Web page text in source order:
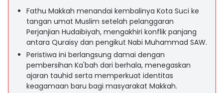
Fathu Makkah menandai kembalinya Kota Suci ke
tangan umat Muslim setelah pelanggaran
Perjanjian Hudaibiyah, mengakhiri konflik panjang
antara Quraisy dan pengikut Nabi Muhammad SAW.
Peristiwa ini berlangsung damai dengan
pembersihan Ka'bah dari berhala, menegaskan
ajaran tauhid serta memperkuat identitas
keagamaan baru bagi masyarakat Makkah.